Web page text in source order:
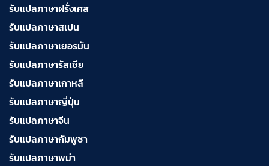
รับแปลภาษาฝรั่งเศส
รับแปลภาษาสเปน
รับแปลภาษาเยอรมัน
รับแปลภาษารัสเซีย
รับแปลภาษาเกาหลี
รับแปลภาษาญี่ปุ่น
รับแปลภาษาจีน
รับแปลภาษากัมพูชา
รับแปลภาษาพม่า